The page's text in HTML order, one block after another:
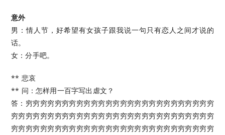
意外
男：情人节，好希望有女孩子跟我说一句只有恋人之间才说的
话。
女：分手吧。
** 悲哀
** 问：怎样用一百字写出虐文？
答：穷穷穷穷穷穷穷穷穷穷穷穷穷穷穷穷穷穷穷穷穷穷穷穷穷穷
穷穷穷穷穷穷穷穷穷穷穷穷穷穷穷穷穷穷穷穷穷穷穷穷穷穷穷穷
穷穷穷穷穷穷穷穷穷穷穷穷穷穷穷穷穷穷穷穷穷穷穷穷穷穷穷穷